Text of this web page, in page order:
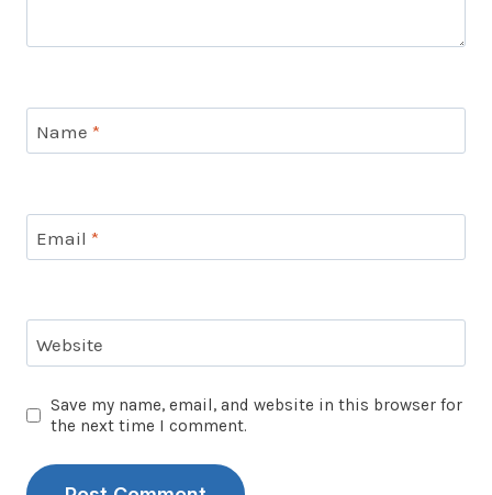
Name *
Email *
Website
Save my name, email, and website in this browser for
the next time I comment.